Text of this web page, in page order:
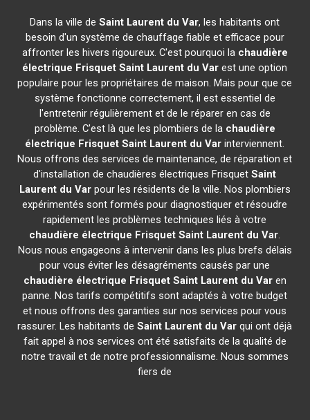
Dans la ville deSaint Laurent du Var, les habitants ont
besoin d'un système de chauffage fiable et efficace pour
affronter les hivers rigoureux. C'est pourquoi la chaudière
électrique Frisquet Saint Laurent du Var est une option
populaire pour les propriétaires de maison. Mais pour que ce
système fonctionne correctement, il est essentiel de
l'entretenir régulièrement et de le réparer en cas de
problème. C'est là que les plombiers de la chaudière
électrique Frisquet Saint Laurent du Var interviennent.
Nous offrons des services de maintenance, de réparation et
d'installation de chaudières électriques FrisquetSaint
Laurent du Varpour les résidents de la ville. Nos plombiers
expérimentés sont formés pour diagnostiquer et résoudre
rapidement les problèmes techniques liés à votre
chaudière électrique Frisquet Saint Laurent du Var.
Nous nous engageons à intervenir dans les plus brefs délais
pour vous éviter les désagréments causés par une
chaudière électrique Frisquet Saint Laurent du Varen
panne. Nos tarifs compétitifs sont adaptés à votre budget
et nous offrons des garanties sur nos services pour vous
rassurer. Les habitants deSaint Laurent du Var qui ont déjà
fait appel à nos services ont été satisfaits de la qualité de
notre travail et de notre professionnalisme. Nous sommes
fiers de